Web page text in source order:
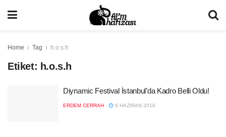
Home Tag h.o.s.h
Etiket: h.o.s.h
Diynamic Festival İstanbul’da Kadro Belli Oldu!
ERDEM CERRAH 6 HAZIRAN 2016